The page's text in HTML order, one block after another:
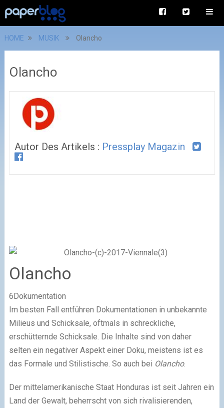
HOME MUSIK Olancho
Olancho
Autor Des Artikels : Pressplay Magazin
Olancho
6Dokumentation
Im besten Fall entführen Dokumentationen in unbekannte
Milieus und Schicksale, oftmals in schreckliche,
erschütternde Schicksale. Die Inhalte sind von daher
selten ein negativer Aspekt einer Doku, meistens ist es
das Formale und Stilistische. So auch bei Olancho.
Der mittelamerikanische Staat Honduras ist seit Jahren ein
Land der Gewalt, beherrscht von sich rivalisierenden,